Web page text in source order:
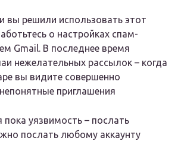
решили использовать этот
о настройках спам-
Gmail. В последнее время
нежелательных рассылок – когда
вы видите совершенно
приглашения
пока уязвимость – послать
послать любому аккаунту